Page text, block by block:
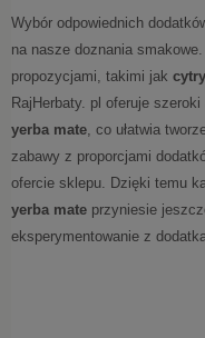
Wybór odpowiednich
na nasze doznania
propozycjami, takimi jak
RajHerbaty. pl oferuje
yerba mate , co ułatwia
zabawy z proporcjami
ofercie sklepu. Dzięki temu
yerba mate przyniesie
eksperymentowanie z